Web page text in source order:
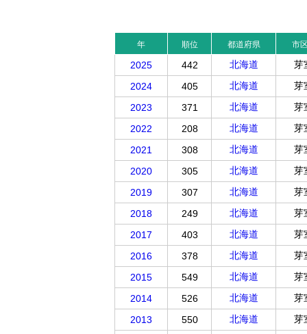
年 順位 都道府県 市
2025 442 北海道 芽
2024
405 北海道 芽
2023
371 北海道 芽
2022
208 北海道 芽
2021
308 北海道 芽
2020
305 北海道 芽
2019
307 北海道 芽
2018
249 北海道 芽
2017
403 北海道 芽
2016
378 北海道 芽
2015
549 北海道 芽
2014
526 北海道 芽
2013
550 北海道 芽